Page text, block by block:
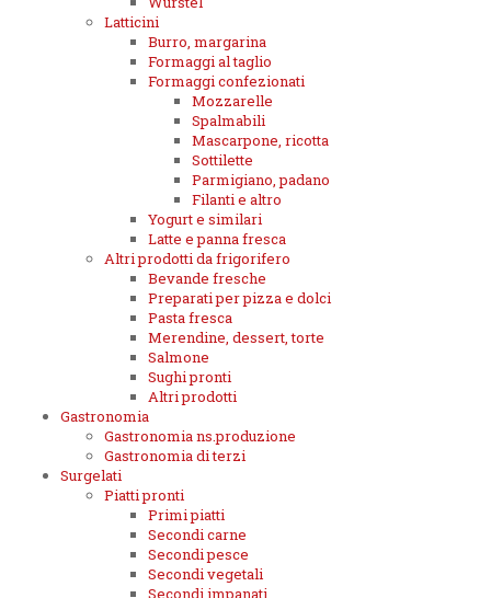
Latticini
Burro, margarina
Formaggi al taglio
Formaggi confezionati
Mozzarelle
Spalmabili
Mascarpone, ricotta
Sottilette
Parmigiano, padano
Filanti e altro
Yogurt e similari
Latte e panna fresca
Altri prodotti da frigorifero
Bevande fresche
Preparati per pizza e dolci
Pasta fresca
Merendine, dessert, torte
Salmone
Sughi pronti
Altri prodotti
Gastronomia
Gastronomia ns.produzione
Gastronomia di terzi
Surgelati
Piatti pronti
Primi piatti
Secondi carne
Secondi pesce
Secondi vegetali
Secondi impanati